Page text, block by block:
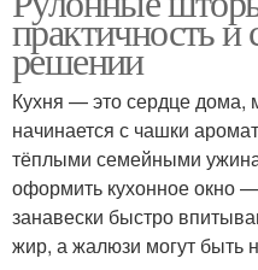
практичность и
решении
Кухня — это сердце дома,
начинается с чашки
тёплыми семейными
оформить кухонное окно
занавески быстро
жир, а жалюзи могут быть